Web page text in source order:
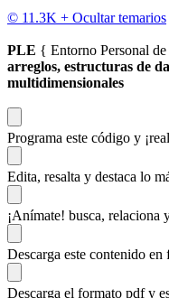
© 11.3K + Ocultar temarios
PLE { Entorno Personal
arreglos, estructuras de
multidimensionales
Programa este código y
Edita, resalta y destaca lo
¡Anímate! busca, relaciona
Descarga este contenido
Descarga el formato pdf y